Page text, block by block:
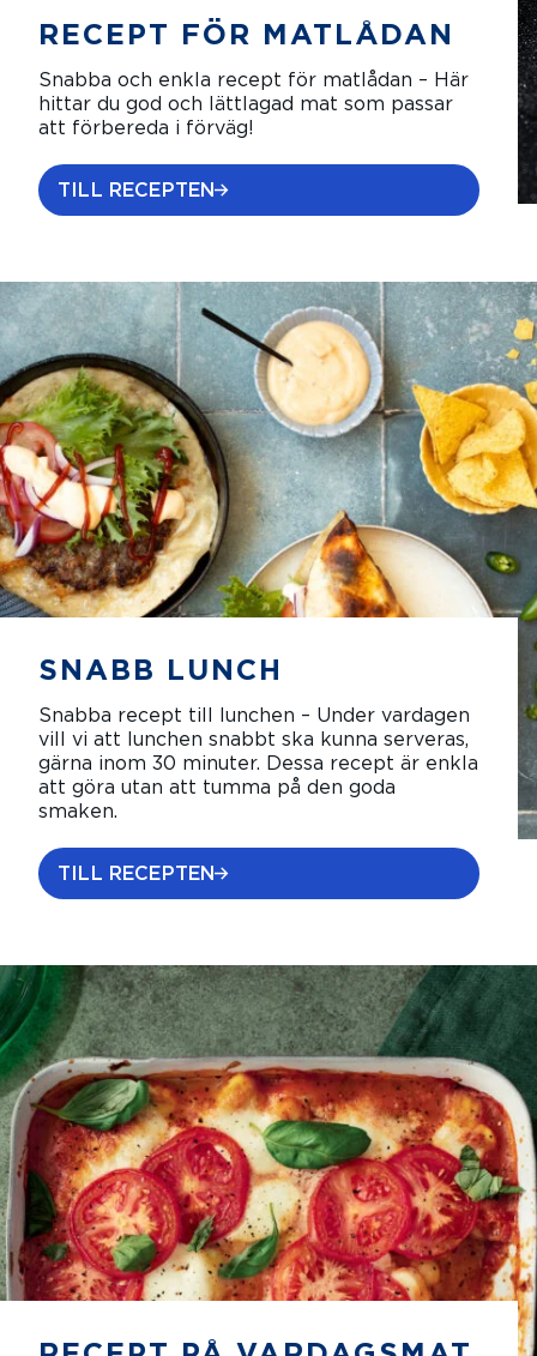
RECEPT FÖR MATLÅDAN
Snabba och enkla recept för matlådan – Här
hittar du god och lättlagad mat som passar
att förbereda i förväg!
TILL RECEPTEN
SNABB LUNCH
Snabba recept till lunchen – Under vardagen
vill vi att lunchen snabbt ska kunna serveras,
gärna inom 30 minuter. Dessa recept är enkla
att göra utan att tumma på den goda
smaken.
TILL RECEPTEN